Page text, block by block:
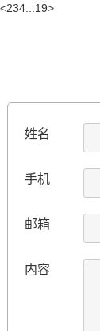
<234 19>
姓名
手机
邮箱
内容